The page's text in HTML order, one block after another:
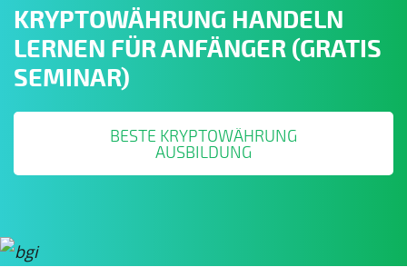
KRYPTOWÄHRUNG HANDELN
LERNEN FÜR ANFÄNGER (GRATIS
SEMINAR)
BESTE KRYPTOWÄHRUNG
AUSBILDUNG